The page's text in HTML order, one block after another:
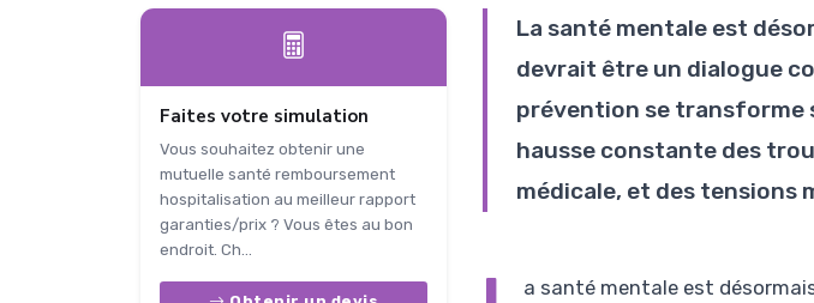
Faites votre simulation
Vous souhaitez obtenir une
mutuelle santé remboursement
hospitalisation au meilleur rapport
garanties/prix ? Vous êtes au bon
endroit. Ch...
La santé mentale est
devrait être un dialogue
prévention se transforme
hausse constante des
médicale, et des tensions
a santé mentale est